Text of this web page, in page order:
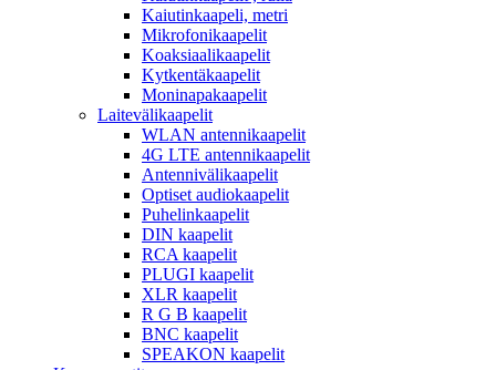
Kaiutinkaapeli, metri
Mikrofonikaapelit
Koaksiaalikaapelit
Kytkentäkaapelit
Moninapakaapelit
Laitevälikaapelit
WLAN antennikaapelit
4G LTE antennikaapelit
Antennivälikaapelit
Optiset audiokaapelit
Puhelinkaapelit
DIN kaapelit
RCA kaapelit
PLUGI kaapelit
XLR kaapelit
R G B kaapelit
BNC kaapelit
SPEAKON kaapelit